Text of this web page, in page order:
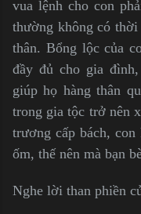
vua lệnh cho con
thường không có thời
thân. Bổng lộc của
đầy đủ cho gia
giúp họ hàng thân
trong gia tộc trở nên
trương cấp bách,
ốm, thế nên mà bạn
Nghe lời than phiền